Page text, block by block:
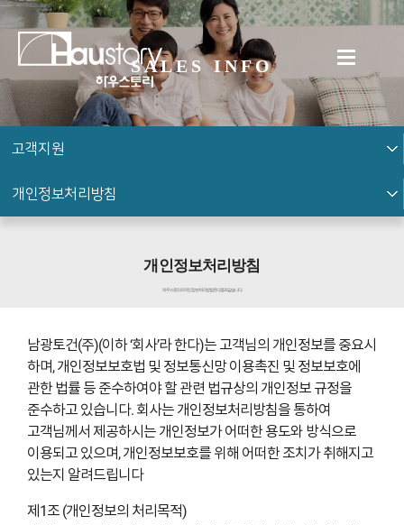
SALES INFO
고객지원
개인정보처리방침
개인정보처리방침
하우스토리의 개인정보처리방침은 다음과 같습니다.
남광토건(주)(이하 ‘회사’라 한다)는 고객님의 개인정보를 중요시
하며, 개인정보보호법 및 정보통신망 이용촉진 및 정보보호에
관한 법률 등 준수하여야 할 관련 법규상의 개인정보 규정을
준수하고 있습니다. 회사는 개인정보처리방침을 통하여
고객님께서 제공하시는 개인정보가 어떠한 용도와 방식으로
이용되고 있으며, 개인정보보호를 위해 어떠한 조치가 취해지고
있는지 알려드립니다
제1조 (개인정보의 처리목적)